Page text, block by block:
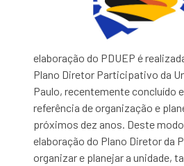
elaboração do PDUEP é
Plano Diretor Participativo da
Paulo, recentemente concluído
referência de organização e
próximos dez anos. Deste
elaboração do Plano Diretor da
organizar e planejar a unidade,